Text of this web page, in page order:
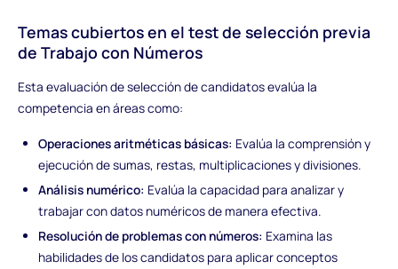
Temas cubiertos en el test de selección previa
de Trabajo con Números
Esta evaluación de selección de candidatos evalúa la
competencia en áreas como:
Operaciones aritméticas básicas: Evalúa la comprensión y
ejecución de sumas, restas, multiplicaciones y divisiones.
Análisis numérico: Evalúa la capacidad para analizar y
trabajar con datos numéricos de manera efectiva.
Resolución de problemas con números: Examina las
habilidades de los candidatos para aplicar conceptos